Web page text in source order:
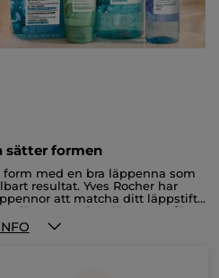
sätter formen
form med en bra läppenna som
resultat. Yves Rocher har
att matcha ditt läppstift
läppar med en läppenna för
eller för att förstärka effekten
naturlig effekt applicera